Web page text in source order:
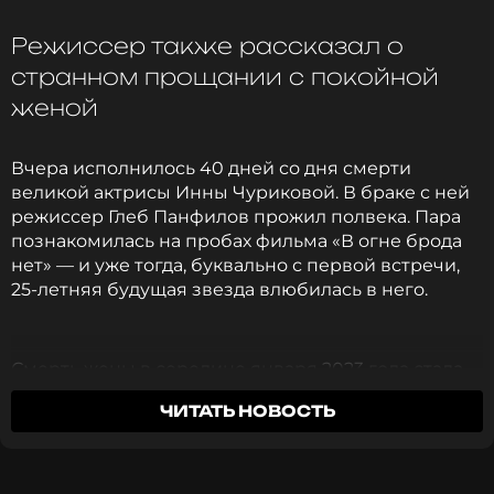
Ранее мы писали о том, что Яна Чурикова
рассказала,была бы «Фабрика звезд» успешна
сегодня.
Фото: соцсети Яны Чуриковой
Читайте нас в Телеграме, чтобы
оставаться в курсе событий
Режиссер также рассказал о
странном прощании с покойной
женой
Вчера исполнилось 40 дней со дня смерти
великой актрисы Инны Чуриковой. В браке с ней
режиссер Глеб Панфилов прожил полвека. Пара
познакомилась на пробах фильма «В огне брода
нет» — и уже тогда, буквально с первой встречи,
25-летняя будущая звезда влюбилась в него.
Смерть жены в середине января 2023 года стала
большим ударом для Глеба Анатольевича. Он
долгое время не мог прийти в себя и отказывался
ЧИТАТЬ НОВОСТЬ